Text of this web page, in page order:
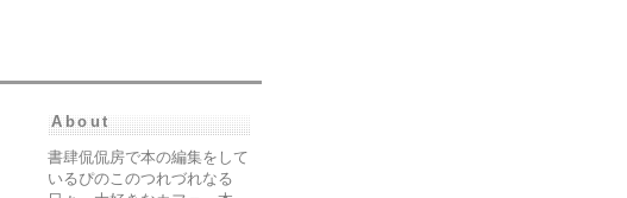
About
書肆侃侃房で本の編集をして
いるぴのこのつれづれなる